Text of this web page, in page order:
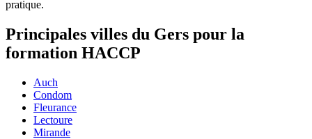
pratique.
Principales villes du Gers pour la
formation HACCP
Auch
Condom
Fleurance
Lectoure
Mirande